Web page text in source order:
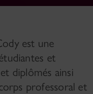
est une
et
diplômés ainsi
professoral et